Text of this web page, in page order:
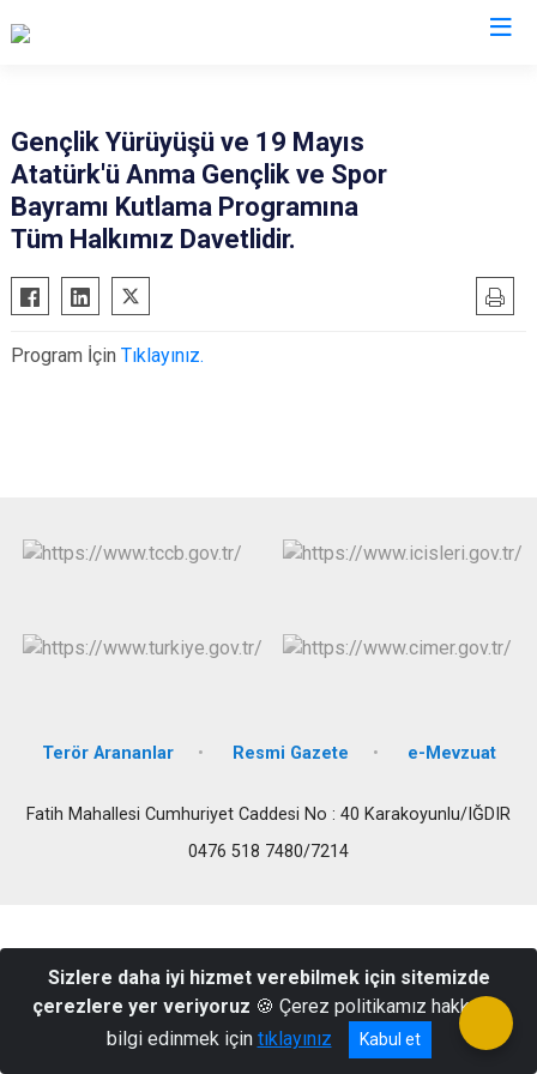
Aralık
Karakoyunlu
Merkez
Gençlik Yürüyüşü ve 19 Mayıs
Atatürk'ü Anma Gençlik ve Spor
Bayramı Kutlama Programına
Tüm Halkımız Davetlidir.
Program İçin Tıklayınız.
Terör Arananlar Resmi Gazete e-Mevzuat
Fatih Mahallesi Cumhuriyet Caddesi No : 40 Karakoyunlu/IĞDIR
0476 518 7480/7214
Sizlere daha iyi hizmet verebilmek için sitemizde
çerezlere yer veriyoruz 🍪 Çerez politikamız hakkında
bilgi edinmek için tıklayınız Kabul et